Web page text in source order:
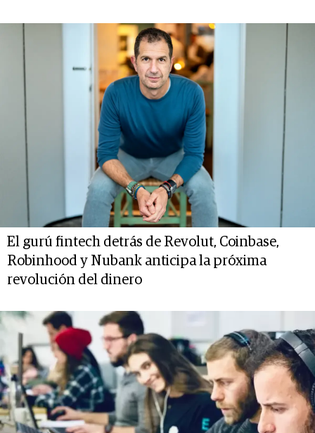
El gurú fintech detrás de Revolut, Coinbase,
Robinhood y Nubank anticipa la próxima
revolución del dinero